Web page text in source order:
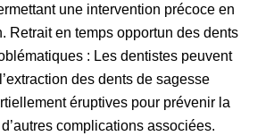
une intervention précoce en
Retrait en temps opportun des dents
: Les dentistes peuvent
des dents de sagesse
éruptives pour prévenir la
complications associées.